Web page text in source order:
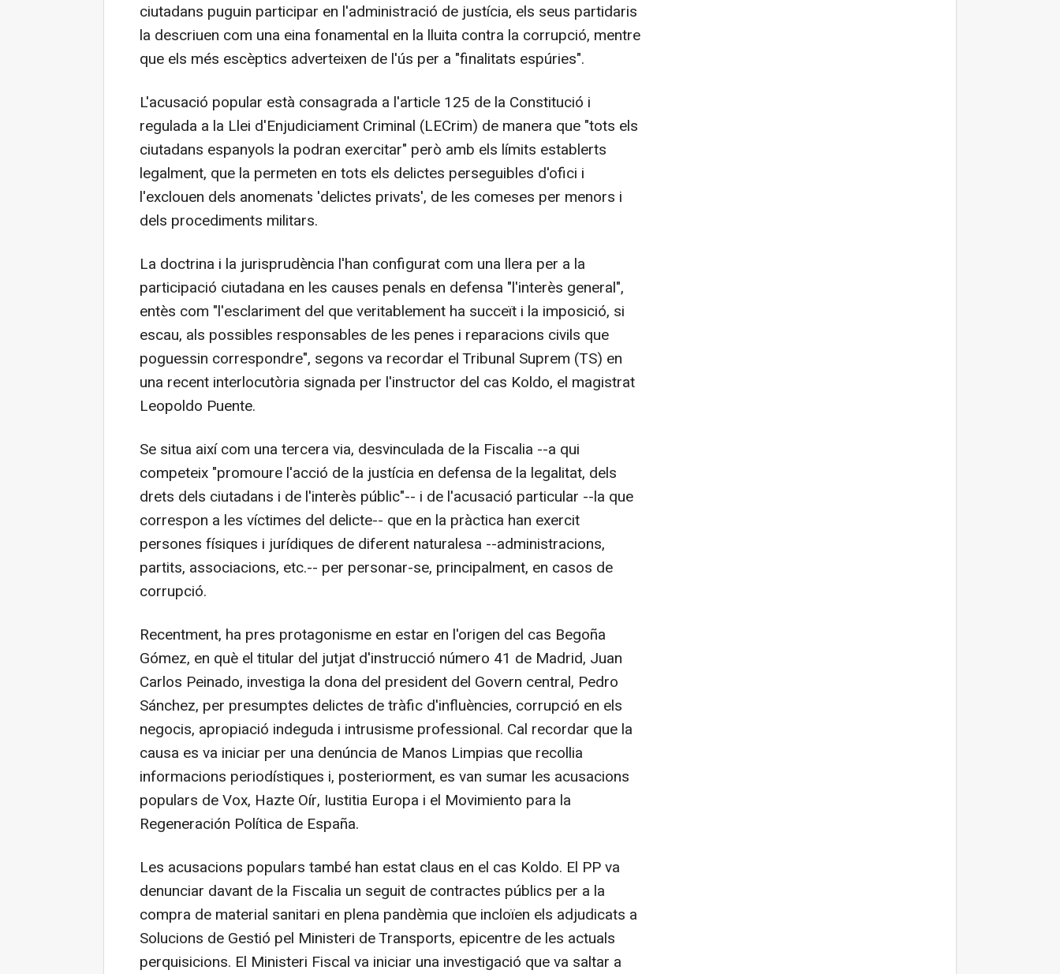
ciutadans puguin participar en l'administració de justícia, els seus partidaris
la descriuen com una eina fonamental en la lluita contra la corrupció, mentre
que els més escèptics adverteixen de l'ús per a "finalitats espúries".
L'acusació popular està consagrada a l'article 125 de la Constitució i
regulada a la Llei d'Enjudiciament Criminal (LECrim) de manera que "tots els
ciutadans espanyols la podran exercitar" però amb els límits establerts
legalment, que la permeten en tots els delictes perseguibles d'ofici i
l'exclouen dels anomenats 'delictes privats', de les comeses per menors i
dels procediments militars.
La doctrina i la jurisprudència l'han configurat com una llera per a la
participació ciutadana en les causes penals en defensa "l'interès general",
entès com "l'esclariment del que veritablement ha succeït i la imposició, si
escau, als possibles responsables de les penes i reparacions civils que
poguessin correspondre", segons va recordar el Tribunal Suprem (TS) en
una recent interlocutòria signada per l'instructor del cas Koldo, el magistrat
Leopoldo Puente.
Se situa així com una tercera via, desvinculada de la Fiscalia --a qui
competeix "promoure l'acció de la justícia en defensa de la legalitat, dels
drets dels ciutadans i de l'interès públic"-- i de l'acusació particular --la que
correspon a les víctimes del delicte-- que en la pràctica han exercit
persones físiques i jurídiques de diferent naturalesa --administracions,
partits, associacions, etc.-- per personar-se, principalment, en casos de
corrupció.
Recentment, ha pres protagonisme en estar en l'origen del cas Begoña
Gómez, en què el titular del jutjat d'instrucció número 41 de Madrid, Juan
Carlos Peinado, investiga la dona del president del Govern central, Pedro
Sánchez, per presumptes delictes de tràfic d'influències, corrupció en els
negocis, apropiació indeguda i intrusisme professional. Cal recordar que la
causa es va iniciar per una denúncia de Manos Limpias que recollia
informacions periodístiques i, posteriorment, es van sumar les acusacions
populars de Vox, Hazte Oír, Iustitia Europa i el Movimiento para la
Regeneración Política de España.
Les acusacions populars també han estat claus en el cas Koldo. El PP va
denunciar davant de la Fiscalia un seguit de contractes públics per a la
compra de material sanitari en plena pandèmia que incloïen els adjudicats a
Solucions de Gestió pel Ministeri de Transports, epicentre de les actuals
perquisicions. El Ministeri Fiscal va iniciar una investigació que va saltar a